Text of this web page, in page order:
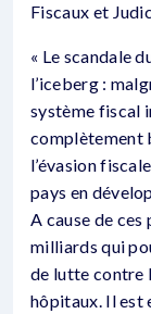
Fiscaux et
« Le scandale
l’iceberg :
système fiscal
complètement
l’évasion
pays en
A cause de ces
milliards qui
de lutte contre
hôpitaux. Il est